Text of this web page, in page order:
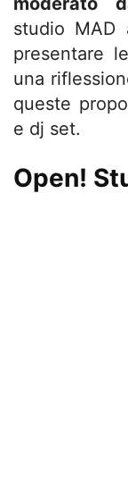
studio MAD
presentare
una
queste
e dj set.
Open!